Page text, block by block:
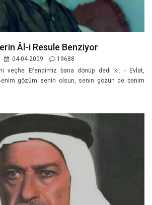
Âl-i Resule Benziyor
04-04-2009
19688
veçhe Efendimiz bana dönüp dedi ki: - Evlat,
gözüm senin olsun, senin gözün de benim